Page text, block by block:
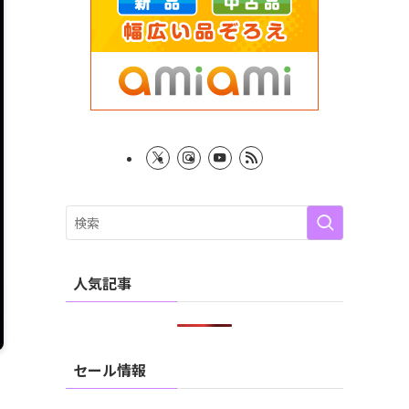
人気記事
セール情報